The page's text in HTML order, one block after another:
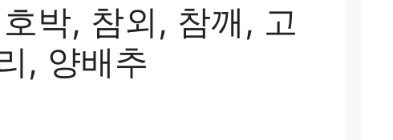
박, 참외, 참깨, 고
, 양배추